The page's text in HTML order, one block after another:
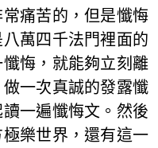
痛苦的，但是懺悔
萬四千法門裡面的
悔，就能夠立刻離
一次真誠的發露懺
一遍懺悔文。然後
樂世界，還有這一